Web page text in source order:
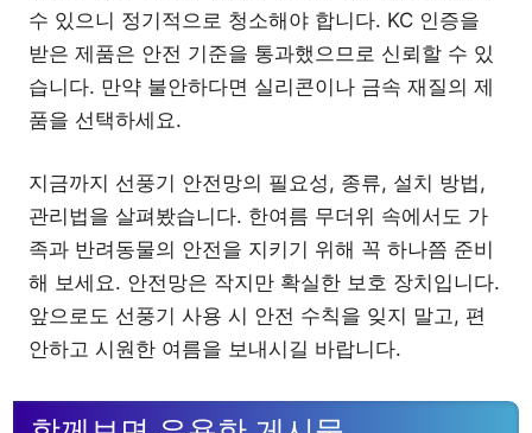
수 있으니 정기적으로 청소해야 합니다. KC 인증을
받은 제품은 안전 기준을 통과했으므로 신뢰할 수 있
습니다. 만약 불안하다면 실리콘이나 금속 재질의 제
품을 선택하세요.
지금까지 선풍기 안전망의 필요성, 종류, 설치 방법,
관리법을 살펴봤습니다. 한여름 무더위 속에서도 가
족과 반려동물의 안전을 지키기 위해 꼭 하나쯤 준비
해 보세요. 안전망은 작지만 확실한 보호 장치입니다.
앞으로도 선풍기 사용 시 안전 수칙을 잊지 말고, 편
안하고 시원한 여름을 보내시길 바랍니다.